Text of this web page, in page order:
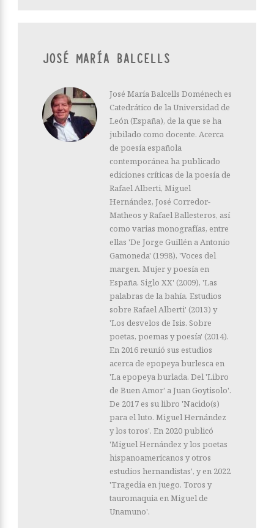
JOSÉ MARÍA BALCELLS
José María Balcells Doménech es
Catedrático de la Universidad de
León (España), de la que se ha
jubilado como docente. Acerca
de poesía española
contemporánea ha publicado
ediciones críticas de la poesía de
Rafael Alberti, Miguel
Hernández, José Corredor-
Matheos y Rafael Ballesteros, así
como varias monografías, entre
ellas 'De Jorge Guillén a Antonio
Gamoneda' (1998), 'Voces del
margen. Mujer y poesía en
España. Siglo XX' (2009), 'Las
palabras de la bahía. Estudios
sobre Rafael Alberti' (2013) y
'Los desvelos de Isis. Sobre
poetas, poemas y poesía' (2014).
En 2016 reunió sus estudios
acerca de epopeya burlesca en
'La epopeya burlada. Del 'Libro
de Buen Amor' a Juan Goytisolo'.
De 2017 es su libro 'Nacido(s)
para el luto. Miguel Hernández
y los toros'. En 2020 publicó
'Miguel Hernández y los poetas
hispanoamericanos y otros
estudios hernandistas', y en 2022
'Tragedia en juego. Toros y
tauromaquia en Miguel de
Unamuno'.